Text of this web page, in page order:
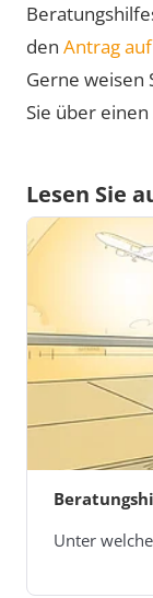
den Antrag
Gerne weisen
Sie über
Lesen Sie
Unter